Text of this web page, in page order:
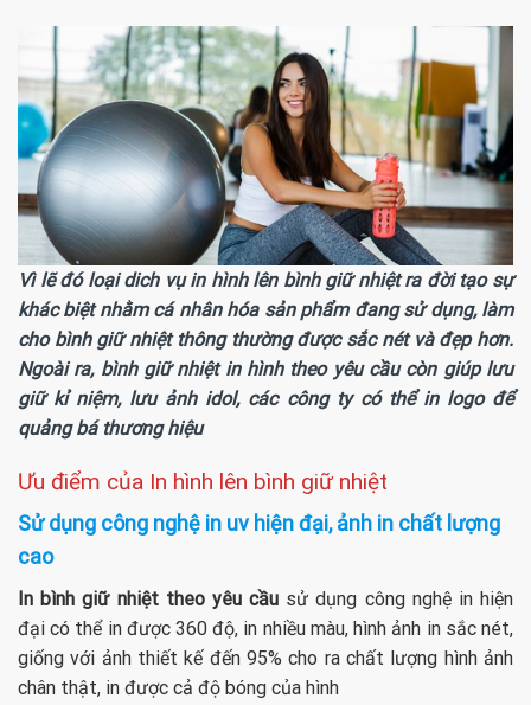
Vì lẽ đó loại dich vụ in hình lên bình giữ nhiệt ra đời tạo sự
khác biệt nhằm cá nhân hóa sản phẩm đang sử dụng, làm
cho bình giữ nhiệt thông thường được sắc nét và đẹp hơn.
Ngoài ra, bình giữ nhiệt in hình theo yêu cầu còn giúp lưu
giữ kỉ niệm, lưu ảnh idol, các công ty có thể in logo để
quảng bá thương hiệu
Ưu điểm của In hình lên bình giữ nhiệt
Sử dụng công nghệ in uv hiện đại, ảnh in chất lượng
cao
In bình giữ nhiệt theo yêu cầu sử dụng công nghệ in hiện
đại có thể in được 360 độ, in nhiều màu, hình ảnh in sắc nét,
giống với ảnh thiết kế đến 95% cho ra chất lượng hình ảnh
chân thật, in được cả độ bóng của hình